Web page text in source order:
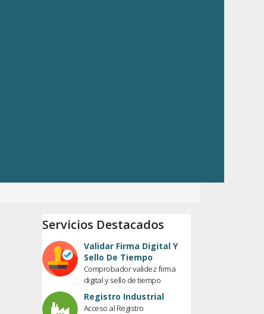
Servicios Destacados
Validar Firma Digital Y
Sello De Tiempo
Comprobador validez firma
digital y sello de tiempo
Registro Industrial
Acceso al Registro